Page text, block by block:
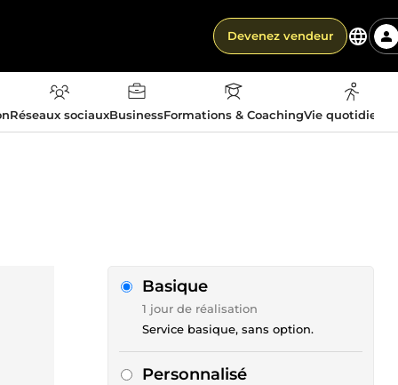
Devenez vendeur
Réseaux sociauxBusinessFormations & CoachingVie
Basique
1 jour de réalisation
Service basique, sans option.
Personnalisé